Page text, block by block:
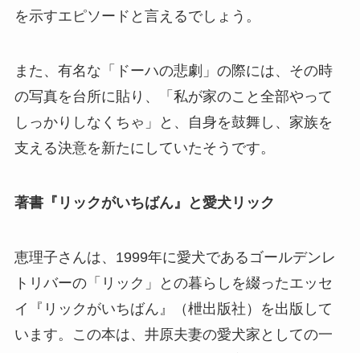
を示すエピソードと言えるでしょう。
また、有名な「ドーハの悲劇」の際には、その時
の写真を台所に貼り、「私が家のこと全部やって
しっかりしなくちゃ」と、自身を鼓舞し、家族を
支える決意を新たにしていたそうです。
著書『リックがいちばん』と愛犬リック
恵理子さんは、1999年に愛犬であるゴールデンレ
トリバーの「リック」との暮らしを綴ったエッセ
イ『リックがいちばん』（枻出版社）を出版して
います。この本は、井原夫妻の愛犬家としての一